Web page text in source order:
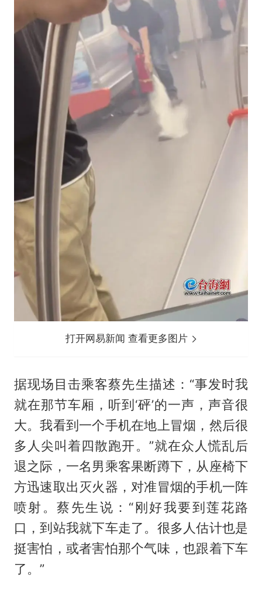
打开网易新闻 查看更多图片
据现场目击乘客蔡先生描述：“事发时我
就在那节车厢，听到‘砰’的一声，声音很
大。我看到一个手机在地上冒烟，然后很
多人尖叫着四散跑开。”就在众人慌乱后
退之际，一名男乘客果断蹲下，从座椅下
方迅速取出灭火器，对准冒烟的手机一阵
喷射。蔡先生说：“刚好我要到莲花路
口，到站我就下车走了。很多人估计也是
挺害怕，或者害怕那个气味，也跟着下车
了。”